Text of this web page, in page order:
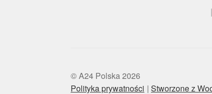
© A24 Polska 2026
Polityka prywatności
Stworzone z